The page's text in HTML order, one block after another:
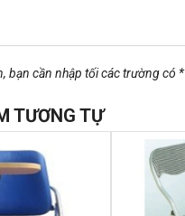
bạn cần nhập tối các trường có *
TƯƠNG TỰ